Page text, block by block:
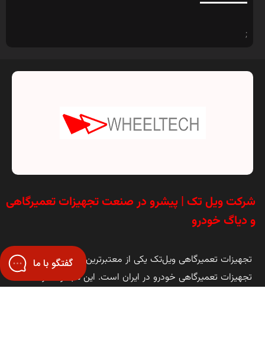
;
شرکت ویل تک | پیشرو در صنعت تجهیزات تعمیرگاهی
و دیاگ خودرو
تجهیزات تعمیرگاهی ویل‌تک یکی از معتبرترین مراکز واردات و تولید
تجهیزات تعمیرگاهی خودرو در ایران است. این مجموعه ارائه‌دهنده
گفتگو با ما